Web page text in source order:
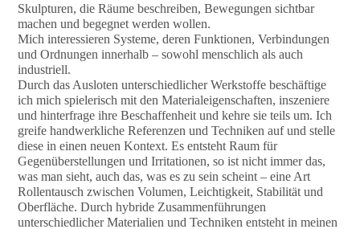
Skulpturen, die Räume beschreiben, Bewegungen sichtbar
machen und begegnet werden wollen.
Mich interessieren Systeme, deren Funktionen, Verbindungen
und Ordnungen innerhalb – sowohl menschlich als auch
industriell.
Durch das Ausloten unterschiedlicher Werkstoffe beschäftige
ich mich spielerisch mit den Materialeigenschaften, inszeniere
und hinterfrage ihre Beschaffenheit und kehre sie teils um. Ich
greife handwerkliche Referenzen und Techniken auf und stelle
diese in einen neuen Kontext. Es entsteht Raum für
Gegenüberstellungen und Irritationen, so ist nicht immer das,
was man sieht, auch das, was es zu sein scheint – eine Art
Rollentausch zwischen Volumen, Leichtigkeit, Stabilität und
Oberfläche. Durch hybride Zusammenführungen
unterschiedlicher Materialien und Techniken entsteht in meinen